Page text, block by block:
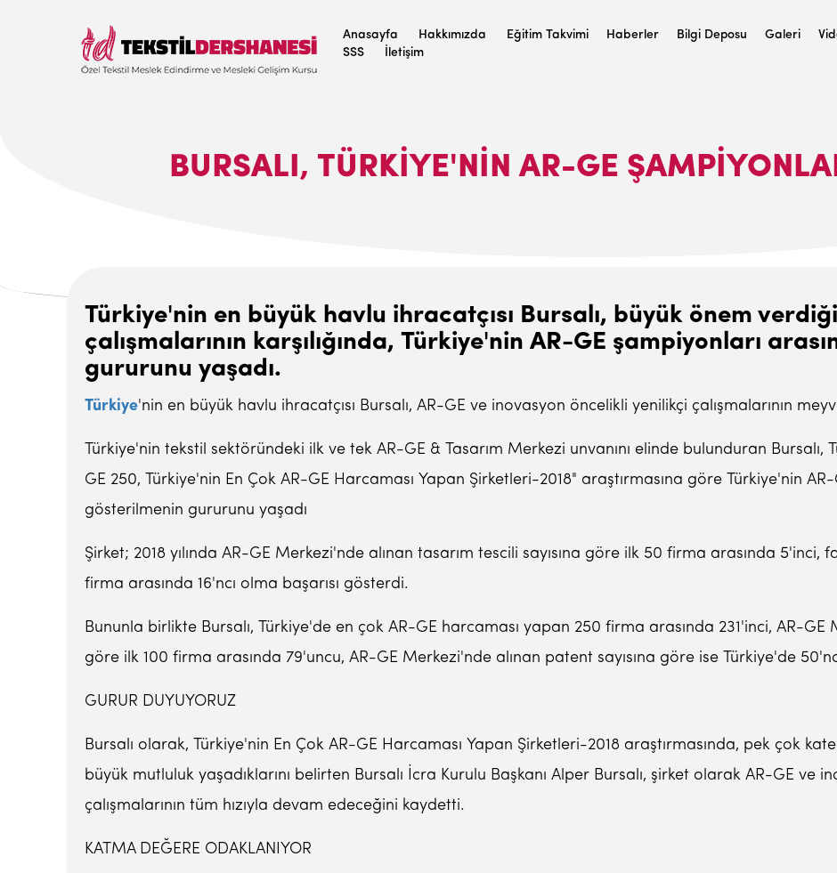
Anasayfa Hakkımızda Eğitim Takvimi Haberler Bilgi Deposu Galeri
SSS
İletişim
BURSALI, TÜRKIYE'NIN AR-GE
Türkiye'nin en büyük havlu ihracatçısı Bursalı, büyük önem
çalışmalarının karşılığında, Türkiye'nin AR-GE şampiyonları
gururunu yaşadı.
Türkiye'nin en büyük havlu ihracatçısı Bursalı, AR-GE ve inovasyon öncelikli yenilikçi çalışmalarının
Türkiye'nin tekstil sektöründeki ilk ve tek AR-GE & Tasarım Merkezi unvanını elinde bulunduran Bursalı,
GE 250, Türkiye'nin En Çok AR-GE Harcaması Yapan Şirketleri-2018" araştırmasına göre Türkiye'nin
gösterilmenin gururunu yaşadı
Şirket; 2018 yılında AR-GE Merkezi'nde alınan tasarım tescili sayısına göre ilk 50 firma arasında 5'inci,
firma arasında 16'ncı olma başarısı gösterdi.
Bununla birlikte Bursalı, Türkiye'de en çok AR-GE harcaması yapan 250 firma arasında 231'inci, AR-GE
göre ilk 100 firma arasında 79'uncu, AR-GE Merkezi'nde alınan patent sayısına göre ise Türkiye'de
GURUR DUYUYORUZ
Bursalı olarak, Türkiye'nin En Çok AR-GE Harcaması Yapan Şirketleri-2018 araştırmasında, pek çok
büyük mutluluk yaşadıklarını belirten Bursalı İcra Kurulu Başkanı Alper Bursalı, şirket olarak AR-GE ve
çalışmalarının tüm hızıyla devam edeceğini kaydetti.
KATMA DEĞERE ODAKLANIYOR